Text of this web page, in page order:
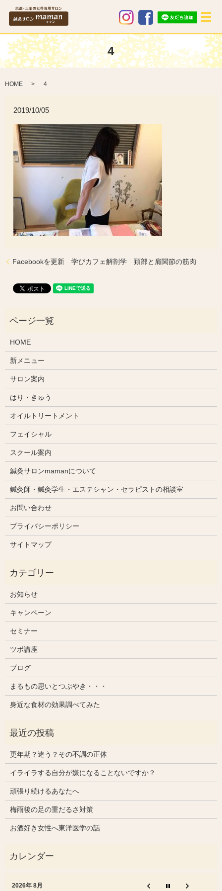
メ
4
HOME 4
2019/10/05
Facebookを更新 学びカフェ解剖学 頚部と肩関節の筋肉
HOME
新メニュー
サロン案内
はり・きゅう
オイルトリートメント
フェイシャル
スクール案内
鍼灸サロンmamanについて
鍼灸師・鍼灸学生・エステシャン・セラピストの相談室
お問い合わせ
プライバシーポリシー
サイトマップ
お知らせ
キャンペーン
セミナー
ツボ講座
ブログ
まるもの思いとつぶやき・・・
身近な食材の効果調べてみた
更年期？違う？その不調の正体
イライラする自分が嫌になることないですか？
頑張り続けるあなたへ
梅雨後の足の重だるさ対策
お酒好き女性へ東洋医学の話
2026年 8月